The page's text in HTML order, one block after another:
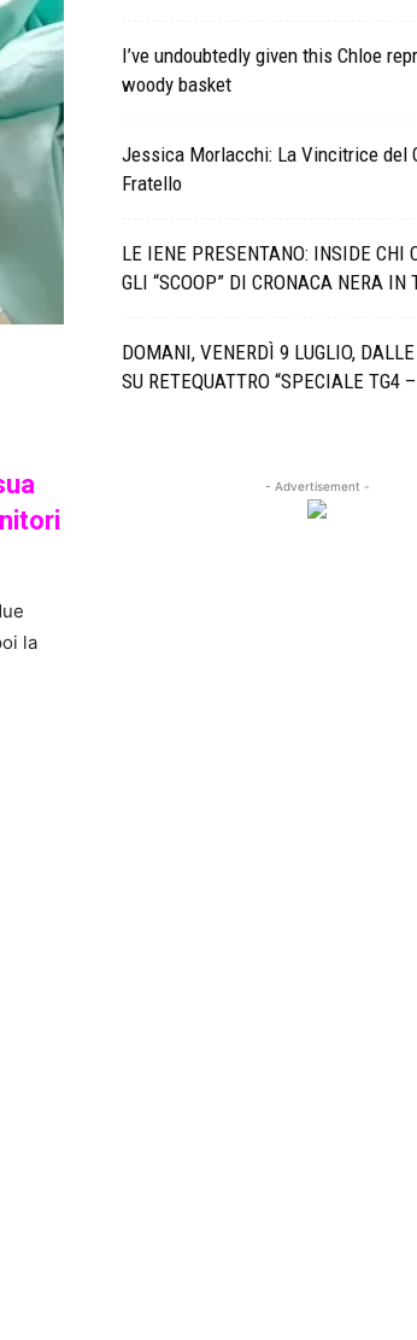
la
I’ve undoubtedly given this Chloe
woody basket
Jessica Morlacchi: La Vincitrice del
Fratello
LE IENE PRESENTANO: INSIDE CHI
GLI “SCOOP” DI CRONACA NERA IN
DOMANI, VENERDÌ 9 LUGLIO,
SU RETEQUATTRO “SPECIALE TG4
- Advertisement -